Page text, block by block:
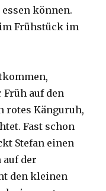
können.
Frühstück im
auf den
rotes Känguruh,
Fast schon
Stefan einen
der
den kleinen